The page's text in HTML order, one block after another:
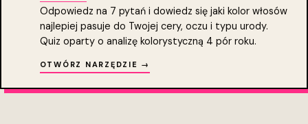
Odpowiedz na 7 pytań i dowiedz się jaki kolor włosów
najlepiej pasuje do Twojej cery, oczu i typu urody.
Quiz oparty o analizę kolorystyczną 4 pór roku.
OTWÓRZ NARZĘDZIE →